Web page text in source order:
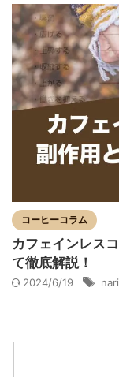
コーヒーコラム
カフェインレス
て徹底解説！
2024/6/19 nari